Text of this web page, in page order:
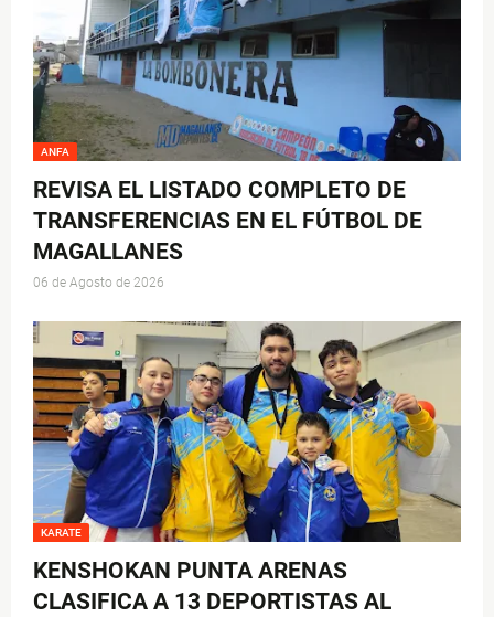
ANFA
REVISA EL LISTADO COMPLETO DE
TRANSFERENCIAS EN EL FÚTBOL DE
MAGALLANES
06 de Agosto de 2026
KARATE
KENSHOKAN PUNTA ARENAS
CLASIFICA A 13 DEPORTISTAS AL